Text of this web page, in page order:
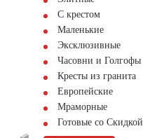
С крестом
Маленькие
Эксклюзивные
Часовни и Голгофы
Кресты из гранита
Европейские
Мраморные
Готовые со Скидкой